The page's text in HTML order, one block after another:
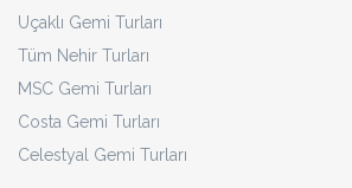
Uçaklı Gemi Turları
Tüm Nehir Turları
MSC Gemi Turları
Costa Gemi Turları
Celestyal Gemi Turları